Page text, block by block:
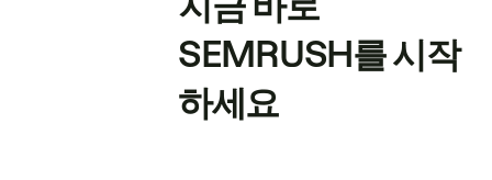
SEMRUSH를 시작
하세요